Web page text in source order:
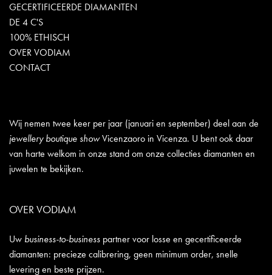
GECERTIFICEERDE DIAMANTEN
DE 4 C'S
100% ETHISCH
OVER VODIAM
CONTACT
Wij nemen twee keer per jaar (januari en september) deel aan de
jewellery boutique showVicenzaoro in Vicenza. U bent ook daar
van harte welkom in onze stand om onze collecties diamanten en
juwelen te bekijken.
OVER VODIAM
Uw business-to-business partner voor losse en gecertificeerde
diamanten: precieze calibrering, geen minimum order, snelle
levering en beste prijzen.